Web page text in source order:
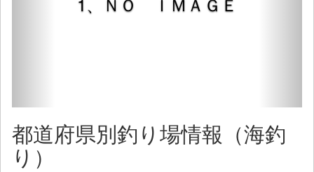
都道府県別釣り場情報（海釣
り）